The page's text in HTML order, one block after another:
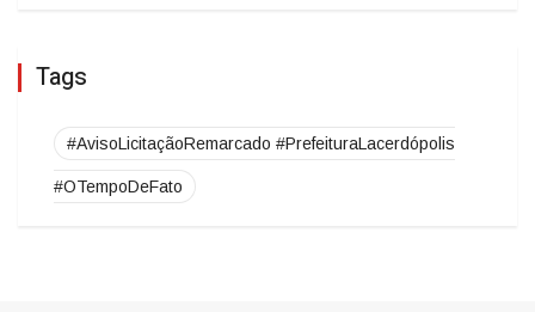
Tags
#AvisoLicitaçãoRemarcado #PrefeituraLacerdópolis
#OTempoDeFato